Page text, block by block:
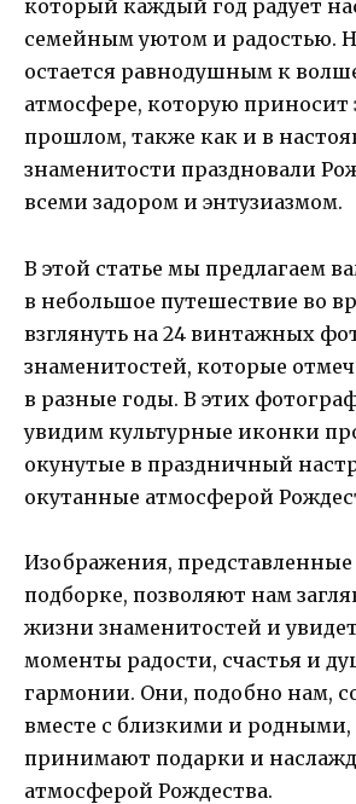
который каждый год радует
семейным уютом и радостью.
остается равнодушным к
атмосфере, которую приносит
прошлом, также как и в
знаменитости праздновали
всеми задором и энтузиазмом.
В этой статье мы предлагаем
в небольшое путешествие во
взглянуть на 24 винтажных
знаменитостей, которые
в разные годы. В этих
увидим культурные иконки
окунутые в праздничный
окутанные атмосферой
Изображения, представленные
подборке, позволяют нам
жизни знаменитостей и
моменты радости, счастья и
гармонии. Они, подобно нам,
вместе с близкими и родными,
принимают подарки и
атмосферой Рождества.